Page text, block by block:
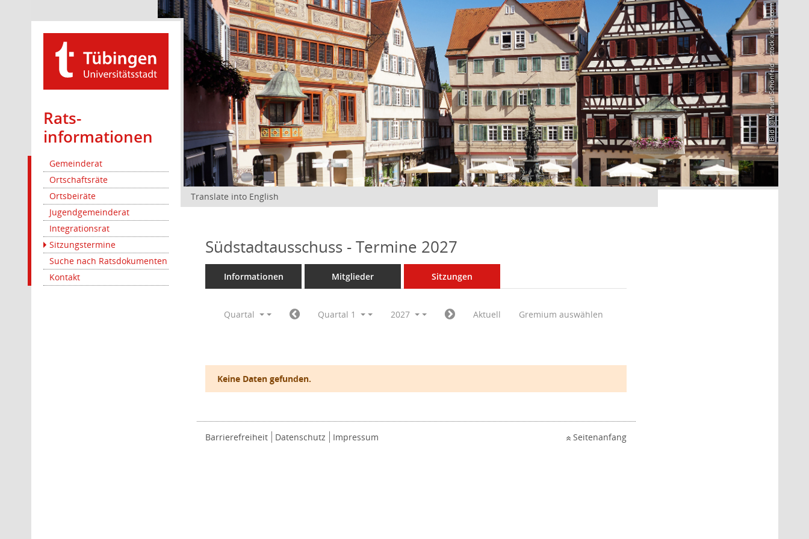
Rats­
informationen
Gemeinderat
Ortschaftsräte
Ortsbeiräte
Jugendgemeinderat
Integrationsrat
Sitzungstermine
Suche nach Ratsdokumenten
Kontakt
Bild: @Manuel Schönfeld – stock.adobe.com
Translate into English
Südstadtausschuss - Termine 2027
Informationen Mitglieder Sitzungen
Quartal Quartal 1 2027 Aktuell Gremium auswählen
Keine Daten gefunden.
Barrierefreiheit Datenschutz Impressum Seitenanfang